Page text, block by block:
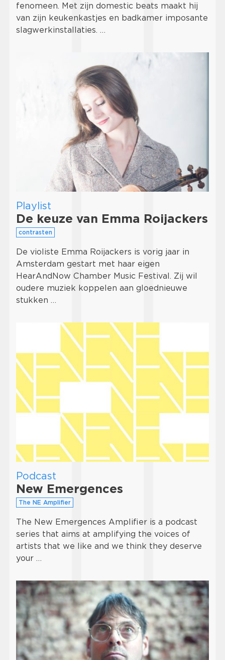
fenomeen. Met zijn domestic beats maakt hij
van zijn keukenkastjes en badkamer imposante
slagwerkinstallaties. …
Playlist
De keuze van Emma Roijackers
contrasten
De violiste Emma Roijackers is vorig jaar in
Amsterdam gestart met haar eigen
HearAndNow Chamber Music Festival. Zij wil
oudere muziek koppelen aan gloednieuwe
stukken …
Podcast
New Emergences
The NE Amplifier
The New Emergences Amplifier is a podcast
series that aims at amplifying the voices of
artists that we like and we think they deserve
your …